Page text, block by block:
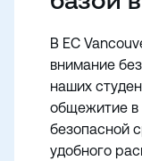
В EC
внимание
наших
общежитие в
безопасной
удобного